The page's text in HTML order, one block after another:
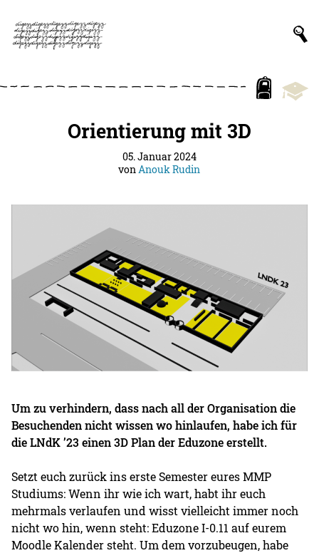
Orientierung mit 3D
05. Januar 2024
vonAnouk Rudin
Um zu verhindern, dass nach all der Organisation die
Besuchenden nicht wissen wo hinlaufen, habe ich für
die LNdK ’23 einen 3D Plan der Eduzone erstellt.
Setzt euch zurück ins erste Semester eures MMP
Studiums: Wenn ihr wie ich wart, habt ihr euch
mehrmals verlaufen und wisst vielleicht immer noch
nicht wo hin, wenn steht: Eduzone I-0.11 auf eurem
Moodle Kalender steht. Um dem vorzubeugen, habe